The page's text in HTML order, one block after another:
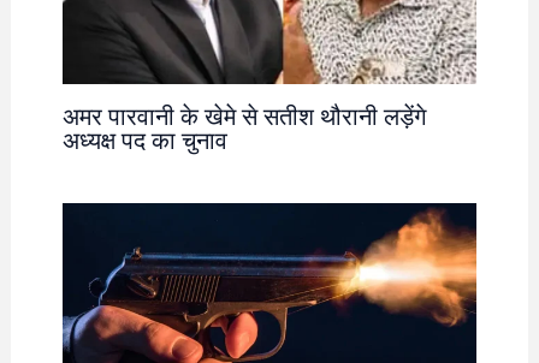
अमर पारवानी के खेमे से सतीश थौरानी लड़ेंगे
अध्यक्ष पद का चुनाव